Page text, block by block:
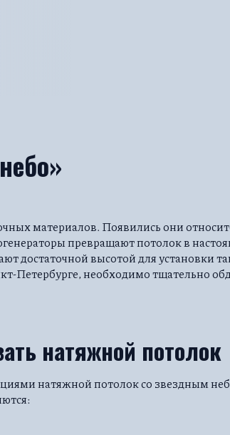
материалов. Появились они
превращают потолок в
достаточной высотой для установки
Петербурге, необходимо тщательно
натяжной потолок
натяжной потолок со звездным